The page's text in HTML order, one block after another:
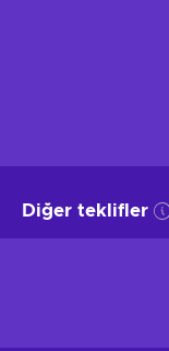
Diğer teklifler